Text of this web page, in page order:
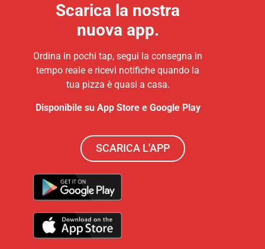
Scarica la nostra
nuova app.
Ordina in pochi tap, segui la consegna in
tempo reale e ricevi notifiche quando la
tua pizza è quasi a casa.
Disponibile su App Store e Google Play
SCARICA L'APP